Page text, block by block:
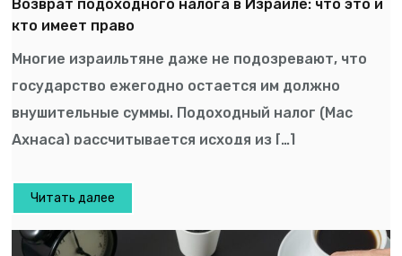
Возврат подоходного налога в Израиле: что это и
кто имеет право
Многие израильтяне даже не подозревают, что
государство ежегодно остается им должно
внушительные суммы. Подоходный налог (Мас
Ахнаса) рассчитывается исходя из […]
Читать далее